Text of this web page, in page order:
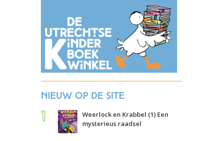
Nieuw op de site
Weerlock en Krabbel (1) Een
mysterieus raadsel